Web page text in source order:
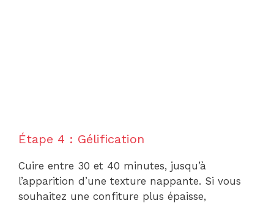
Étape 4 : Gélification
Cuire entre 30 et 40 minutes, jusqu’à
l’apparition d’une texture nappante. Si vous
souhaitez une confiture plus épaisse,